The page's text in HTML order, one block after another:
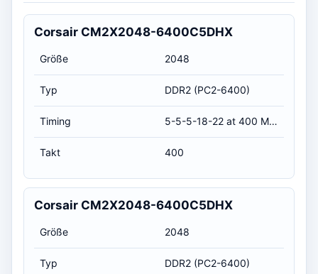
Corsair CM2X2048-6400C5DHX
Größe 2048
Typ DDR2 (PC2-6400)
Timing 5-5-5-18-22 at 400 MHz, at 1.8 volts (CL-RCD-RP-RAS-RC)
Takt 400
Corsair CM2X2048-6400C5DHX
Größe 2048
Typ DDR2 (PC2-6400)